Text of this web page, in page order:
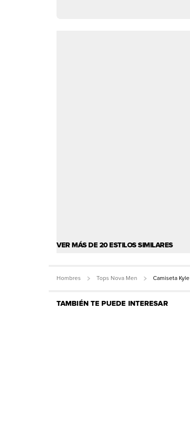
VER MÁS DE 20 ESTILOS SIMILARES
Hombres Tops Nova Men Camiseta Kyle
TAMBIÉN TE PUEDE INTERESAR